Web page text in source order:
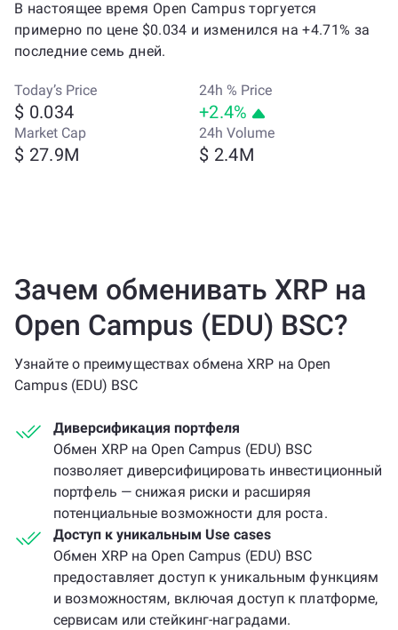
В настоящее время Open Campus торгуется
примерно по цене $0.034 и изменился на +4.71% за
последние семь дней.
Today’s Price
$ 0.034
24h % Price
+2.4%
Market Cap
$ 27.9M
24h Volume
$ 2.4M
Зачем обменивать XRP на
Open Campus (EDU) BSC?
Узнайте о преимуществах обмена XRP на Open
Campus (EDU) BSC
Диверсификация портфеля
Обмен XRP на Open Campus (EDU) BSC
позволяет диверсифицировать инвестиционный
портфель — снижая риски и расширяя
потенциальные возможности для роста.
Доступ к уникальным Use cases
Обмен XRP на Open Campus (EDU) BSC
предоставляет доступ к уникальным функциям
и возможностям, включая доступ к платформе,
сервисам или стейкинг-наградами.